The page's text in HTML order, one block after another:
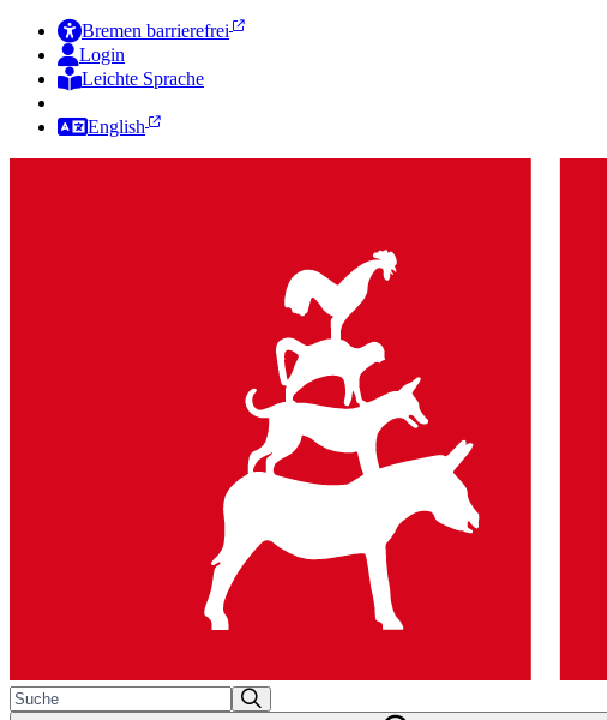
Bremen barrierefrei
Login
Leichte Sprache
English